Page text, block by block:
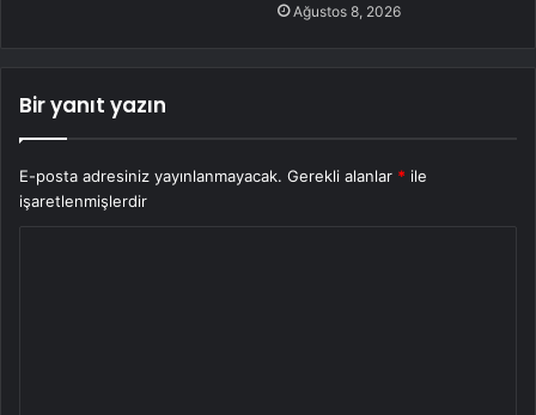
Ağustos 8, 2026
Bir yanıt yazın
E-posta adresiniz yayınlanmayacak. Gerekli alanlar * ile
işaretlenmişlerdir